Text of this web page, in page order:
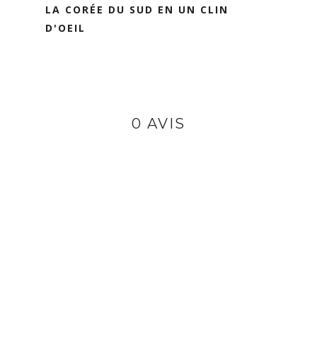
LA CORÉE DU SUD EN UN CLIN
D'OEIL
0 AVIS